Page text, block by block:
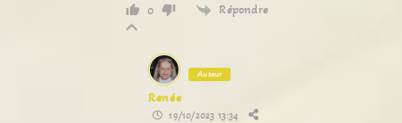
0 Répondre
Auteur
Renée
19/10/2023 13:34